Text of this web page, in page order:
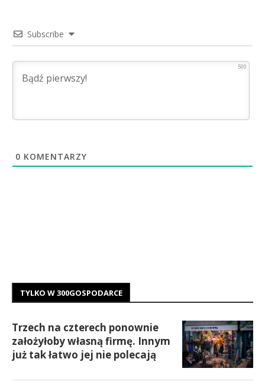
Subscribe
500
0 KOMENTARZY
TYLKO W 300GOSPODARCE
Trzech na czterech ponownie
założyłoby własną firmę. Innym
już tak łatwo jej nie polecają